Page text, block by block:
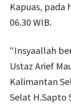
Kapuas, pada
06.30 WIB.
“Insyaallah
Ustaz Arief
Kalimantan
Selat H.Sapto